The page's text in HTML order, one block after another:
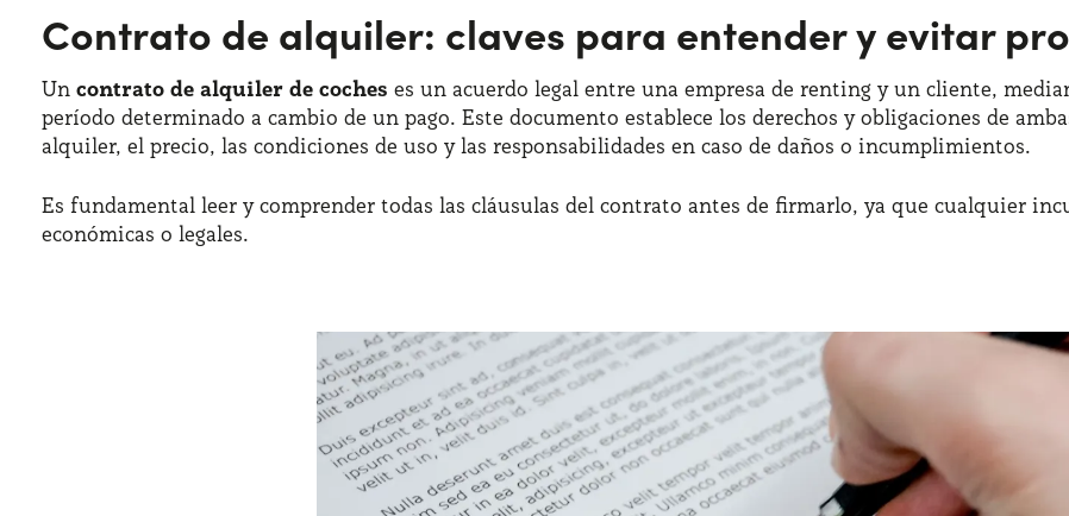
Contrato de alquiler: claves para entender y evitar
Un contrato de alquiler de coches es un acuerdo legal entre una empresa de renting y un cliente,
período determinado a cambio de un pago. Este documento establece los derechos y obligaciones de
alquiler, el precio, las condiciones de uso y las responsabilidades en caso de daños o incumplimientos.​
Es fundamental leer y comprender todas las cláusulas del contrato antes de firmarlo, ya que cualquier
económicas o legales.​